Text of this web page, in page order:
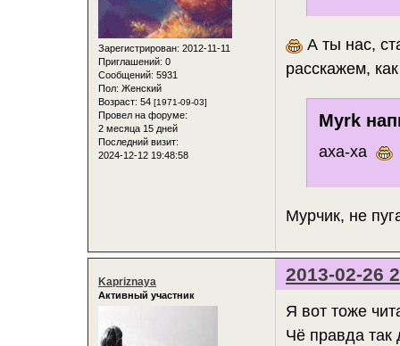
Зарегистрирован: 2012-11-11
Приглашений: 0
Сообщений: 5931
Пол: Женский
Возраст: 54 [1971-09-03]
Провел на форуме:
2 месяца 15 дней
Последний визит:
2024-12-12 19:48:58
А ты нас,
расскажем,
Myrk
аха-ха
Мурчик, не
2013-02-26
Kapriznaya
Активный участник
Я вот тоже
Чё правда так